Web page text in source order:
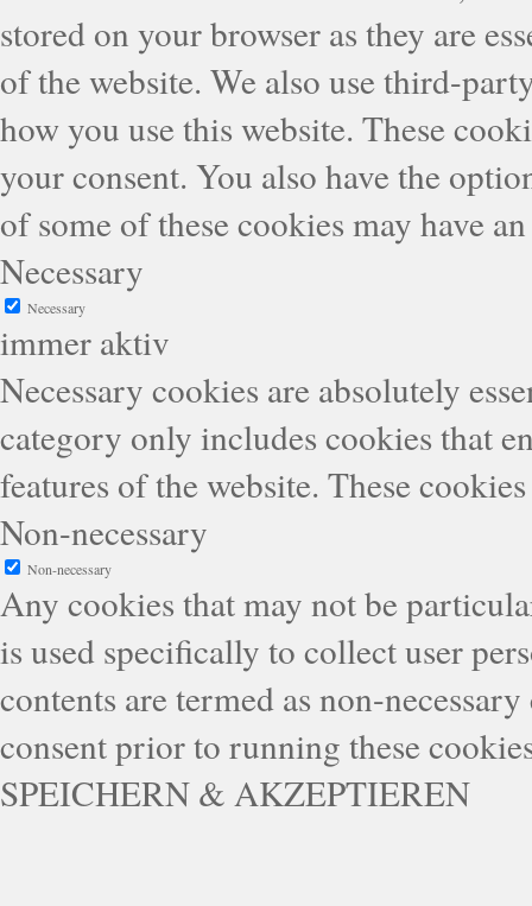
stored on your browser as they are
of the website. We also use third-
how you use this website. These
your consent. You also have the
of some of these cookies may have
Necessary
Necessary
immer aktiv
Necessary cookies are absolutely
category only includes cookies that
features of the website. These
Non-necessary
Non-necessary
Any cookies that may not be
is used specifically to collect user
contents are termed as non-
consent prior to running these
SPEICHERN & AKZEPTIEREN